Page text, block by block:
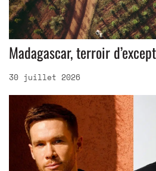
Madagascar, terroir
30 juillet 2026